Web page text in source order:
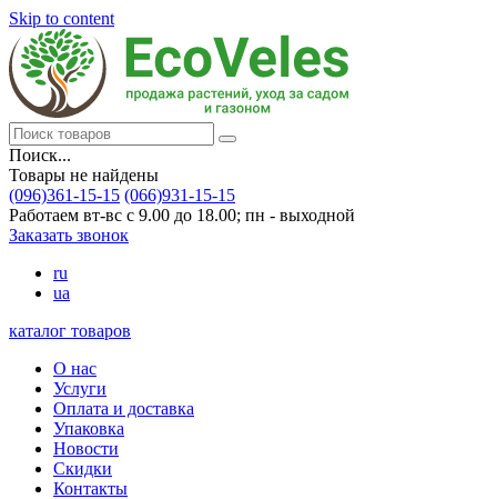
Skip to content
Поиск...
Товары не найдены
(096)361-15-15 (066)931-15-15
Работаем вт-вс с 9.00 до 18.00; пн - выходной
Заказать звонок
ru
ua
каталог товаров
О нас
Услуги
Оплата и доставка
Упаковка
Новости
Скидки
Контакты